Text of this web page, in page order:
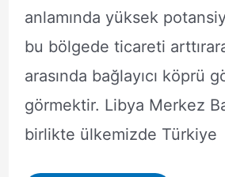
anlamında yüksek
bu bölgede ticareti
arasında bağlayıcı köprü
görmektir. Libya Merkez
birlikte ülkemizde Türkiye